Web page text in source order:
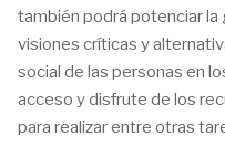
también podrá potenciar
visiones críticas y
social de las personas en
acceso y disfrute de los
para realizar entre otras